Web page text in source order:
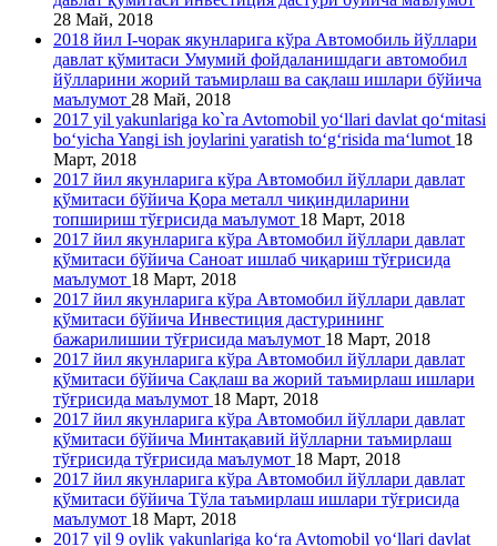
28 Май, 2018
2018 йил I-чорак якунларига кўра Автомобиль йўллари
давлат қўмитаси Умумий фойдаланишдаги автомобил
йўлларини жорий таъмирлаш ва сақлаш ишлари бўйича
маълумот 28 Май, 2018
2017 yil yakunlariga ko`ra Avtomobil yo‘llari davlat qo‘mitasi
bo‘yicha Yangi ish joylarini yaratish to‘g‘risida ma‘lumot 18
Март, 2018
2017 йил якунларига кўра Автомобил йўллари давлат
қўмитаси бўйича Қора металл чиқиндиларини
топшириш тўғрисида маълумот 18 Март, 2018
2017 йил якунларига кўра Автомобил йўллари давлат
қўмитаси бўйича Саноат ишлаб чиқариш тўғрисида
маълумот 18 Март, 2018
2017 йил якунларига кўра Автомобил йўллари давлат
қўмитаси бўйича Инвестиция дастурининг
бажарилишии тўғрисида маълумот 18 Март, 2018
2017 йил якунларига кўра Автомобил йўллари давлат
қўмитаси бўйича Сақлаш ва жорий таъмирлаш ишлари
тўғрисида маълумот 18 Март, 2018
2017 йил якунларига кўра Автомобил йўллари давлат
қўмитаси бўйича Минтақавий йўлларни таъмирлаш
тўғрисида тўғрисида маълумот 18 Март, 2018
2017 йил якунларига кўра Автомобил йўллари давлат
қўмитаси бўйича Тўла таъмирлаш ишлари тўғрисида
маълумот 18 Март, 2018
2017 yil 9 oylik yakunlariga ko‘ra Avtomobil yo‘llari davlat